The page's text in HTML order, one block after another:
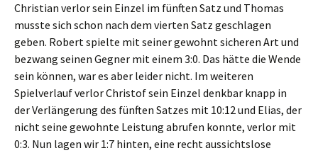
Christian verlor sein Einzel im fünften Satz und Thomas
musste sich schon nach dem vierten Satz geschlagen
geben. Robert spielte mit seiner gewohnt sicheren Art und
bezwang seinen Gegner mit einem 3:0. Das hätte die Wende
sein können, war es aber leider nicht. Im weiteren
Spielverlauf verlor Christof sein Einzel denkbar knapp in
der Verlängerung des fünften Satzes mit 10:12 und Elias, der
nicht seine gewohnte Leistung abrufen konnte, verlor mit
0:3. Nun lagen wir 1:7 hinten, eine recht aussichtslose